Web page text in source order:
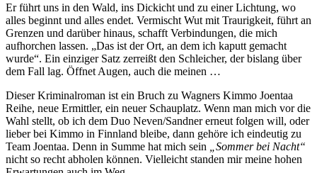
Er führt uns in den Wald, ins Dickicht und zu einer Lichtung, wo
alles beginnt und alles endet. Vermischt Wut mit Traurigkeit, führt an
Grenzen und darüber hinaus, schafft Verbindungen, die mich
aufhorchen lassen. „Das ist der Ort, an dem ich kaputt gemacht
wurde“. Ein einziger Satz zerreißt den Schleicher, der bislang über
dem Fall lag. Öffnet Augen, auch die meinen …
Dieser Kriminalroman ist ein Bruch zu Wagners Kimmo Joentaa
Reihe, neue Ermittler, ein neuer Schauplatz. Wenn man mich vor die
Wahl stellt, ob ich dem Duo Neven/Sandner erneut folgen will, oder
lieber bei Kimmo in Finnland bleibe, dann gehöre ich eindeutig zu
Team Joentaa. Denn in Summe hat mich sein
„Sommer bei Nacht“
nicht so recht abholen können. Vielleicht standen mir meine hohen